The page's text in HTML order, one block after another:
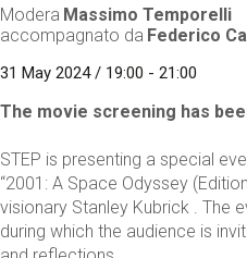
Modera Massimo Temporelli
accompagnato da Federico
31 May 2024 / 19:00 - 21:00
The movie screening has
STEP is presenting a special
“2001: A Space Odyssey
visionary Stanley Kubrick . The
during which the audience is